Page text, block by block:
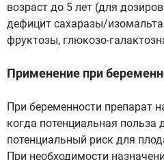
возраст до 5 лет (для
дефицит сахаразы/
фруктозы, глюкозо-
Применение при
При беременности препарат
когда потенциальная
потенциальный риск для
При необходимости